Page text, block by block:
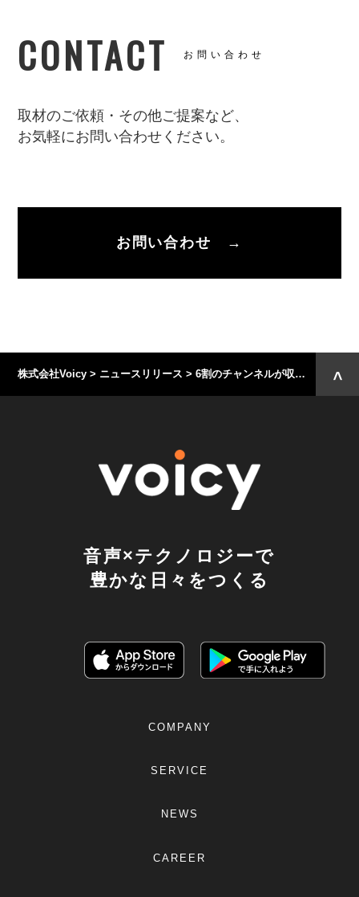
CONTACT お問い合わせ
取材のご依頼・その他ご提案など、
お気軽にお問い合わせください。
お問い合わせ →
株式会社Voicy > ニュースリリース >6割のチャンネルが収益化を実現。Voicyパーソナリティエコノミー動向2023を発表。
音声×テクノロジーで
豊かな日々をつくる
COMPANY
SERVICE
NEWS
CAREER